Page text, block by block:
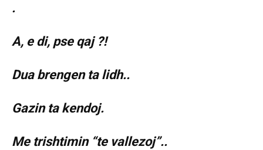
.
A, e di, pse qaj ?!
Dua brengen ta lidh..
Gazin ta kendoj.
Me trishtimin “te vallezoj”..